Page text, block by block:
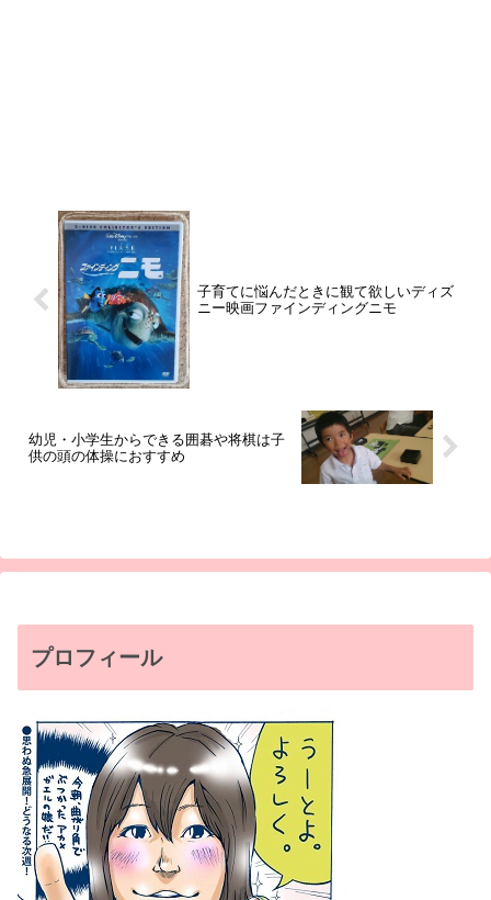
子育てに悩んだときに観て欲しいディズ
ニー映画ファインディングニモ
幼児・小学生からできる囲碁や将棋は子
供の頭の体操におすすめ
プロフィール